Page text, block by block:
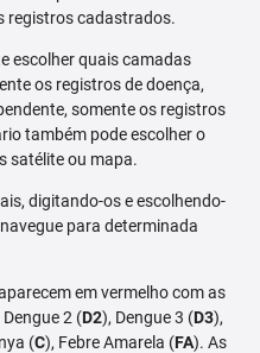
registros cadastrados.
escolher quais camadas
os registros de doença,
somente os registros
também pode escolher o
satélite ou mapa.
digitando-os e escolhendo-
para determinada
em vermelho com as
Dengue 2 (D2), Dengue 3 (D3),
(C), Febre Amarela (FA). As